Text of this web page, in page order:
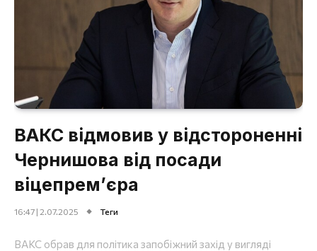
ВАКС відмовив у відстороненні
Чернишова від посади
віцепрем’єра
16:47 | 2.07.2025 Теги
ВАКС обрав для політика запобіжний захід у вигляді